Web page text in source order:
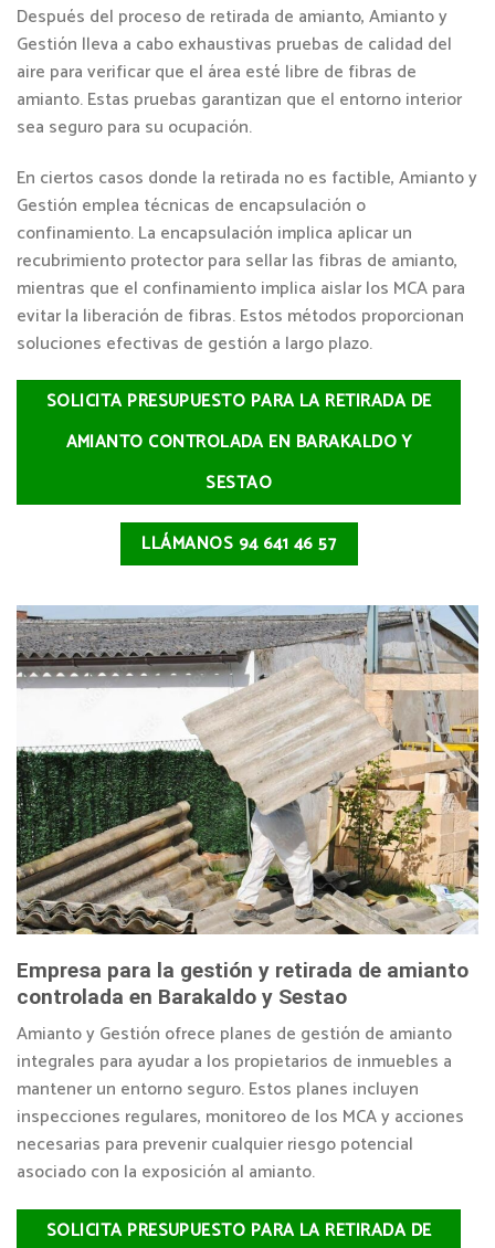
Después del proceso de retirada de amianto, Amianto y
Gestión lleva a cabo exhaustivas pruebas de calidad del
aire para verificar que el área esté libre de fibras de
amianto. Estas pruebas garantizan que el entorno interior
sea seguro para su ocupación.
En ciertos casos donde la retirada no es factible, Amianto y
Gestión emplea técnicas de encapsulación o
confinamiento. La encapsulación implica aplicar un
recubrimiento protector para sellar las fibras de amianto,
mientras que el confinamiento implica aislar los MCA para
evitar la liberación de fibras. Estos métodos proporcionan
soluciones efectivas de gestión a largo plazo.
SOLICITA PRESUPUESTO PARA LA RETIRADA DE
AMIANTO CONTROLADA EN BARAKALDO Y
SESTAO
LLÁMANOS 94 641 46 57
Empresa para la gestión y retirada de amianto
controlada en Barakaldo y Sestao
Amianto y Gestión ofrece planes de gestión de amianto
integrales para ayudar a los propietarios de inmuebles a
mantener un entorno seguro. Estos planes incluyen
inspecciones regulares, monitoreo de los MCA y acciones
necesarias para prevenir cualquier riesgo potencial
asociado con la exposición al amianto.
SOLICITA PRESUPUESTO PARA LA RETIRADA DE